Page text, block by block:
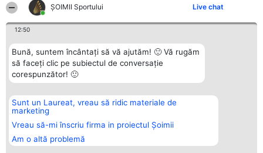
ȘOIMII Sportului Live chat
12:50
Bună, suntem încântați să vă ajutăm! 🙂 Vă rugăm
să faceți clic pe subiectul de conversație
corespunzător! 🙂
Sunt un Laureat, vreau să ridic materiale de
marketing
Vreau să-mi înscriu firma in proiectul Șoimii
Am o altă problemă
Organizator Ranking
BRIGHT SOLUTIONS BR SRL
Aleea Timisul De Sus 2 Bl. A30
Sc. A Et. 4 Ap. 13 Cod 061952
București
CUI 36737675
Plebiscyt
Lista Tuturor
Laureaților
Statut
Contact